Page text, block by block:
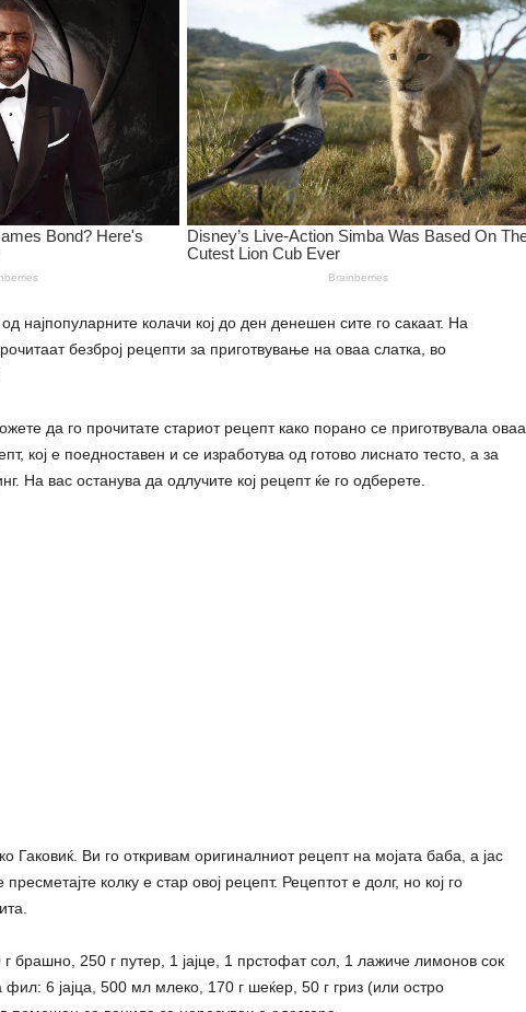
најпопуларните колачи кој до ден денешен сите го сакаат. На
безброј рецепти за приготвување на оваа слатка, во
да го прочитате стариот рецепт како порано се приготвувала оваа
кој е поедноставен и се изработува од готово лиснато тесто, а за
На вас останува да одлучите кој рецепт ќе го одберете.
Гаковиќ. Ви го откривам оригиналниот рецепт на мојата баба, а јас
колку е стар овој рецепт. Рецептот е долг, но кој го
г брашно, 250 г путер, 1 јајце, 1 прстофат сол, 1 лажиче лимонов сок
6 јајца, 500 мл млеко, 170 г шеќер, 50 г гриз (или остро